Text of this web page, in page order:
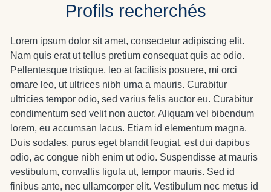
Profils recherchés
Lorem ipsum dolor sit amet, consectetur adipiscing elit.
Nam quis erat ut tellus pretium consequat quis ac odio.
Pellentesque tristique, leo at facilisis posuere, mi orci
ornare leo, ut ultrices nibh urna a mauris. Curabitur
ultricies tempor odio, sed varius felis auctor eu. Curabitur
condimentum sed velit non auctor. Aliquam vel bibendum
lorem, eu accumsan lacus. Etiam id elementum magna.
Duis sodales, purus eget blandit feugiat, est dui dapibus
odio, ac congue nibh enim ut odio. Suspendisse at mauris
vestibulum, convallis ligula ut, tempor mauris. Sed id
finibus ante, nec ullamcorper elit. Vestibulum nec metus id